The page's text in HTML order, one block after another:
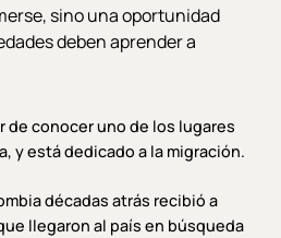
sino una oportunidad
deben aprender a
de conocer uno de los lugares
y está dedicado a la migración.
décadas atrás recibió a
llegaron al país en búsqueda